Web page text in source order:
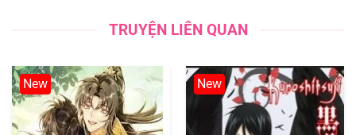
Chapter 140 09/08/2025
Chapter 139.1 09/08/2025
TRUYỆN LIÊN QUAN
New New